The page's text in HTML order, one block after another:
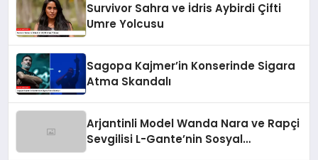
Survivor Sahra ve İdris Aybirdi Çifti
Umre Yolcusu
Sagopa Kajmer’in Konserinde Sigara
Atma Skandalı
Arjantinli Model Wanda Nara ve Rapçi
Sevgilisi L-Gante’nin Sosyal